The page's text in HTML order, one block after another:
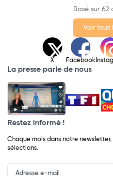
Basé sur 62
Voir tous
X Facebook
La presse parle de nous
Restez informé !
Chaque mois dans notre
sélections.
Input
Newsletter